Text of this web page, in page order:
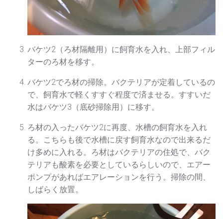
バケツ2（ろ材隔離用）に飼育水を入れ、上部フィル
ターのろ材を移す。
バケツ2でろ材の掃除。バクテリアが定着しているの
で、飼育水で軽くすすぐ程度で済ませる。すすいだ
水はバケツ3（底砂掃除用）に移す。
ろ材の入ったバケツ2に再度、水槽の飼育水を入れ
る。こちらも後で水槽に戻す飼育水なので出来るだ
け多めに入れる。ろ材はバクテリアの住処で、バク
テリアも酸素を必要としているらしいので、エアー
ポンプがあればエアレーションを行う。掃除の間、
しばらく放置。